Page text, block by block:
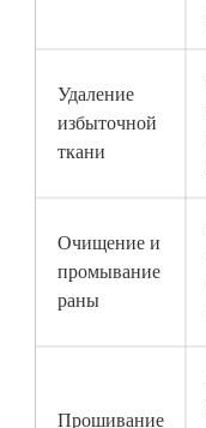
Удаление
избыточной
ткани
Очищение и
промывание
раны
Прошивание